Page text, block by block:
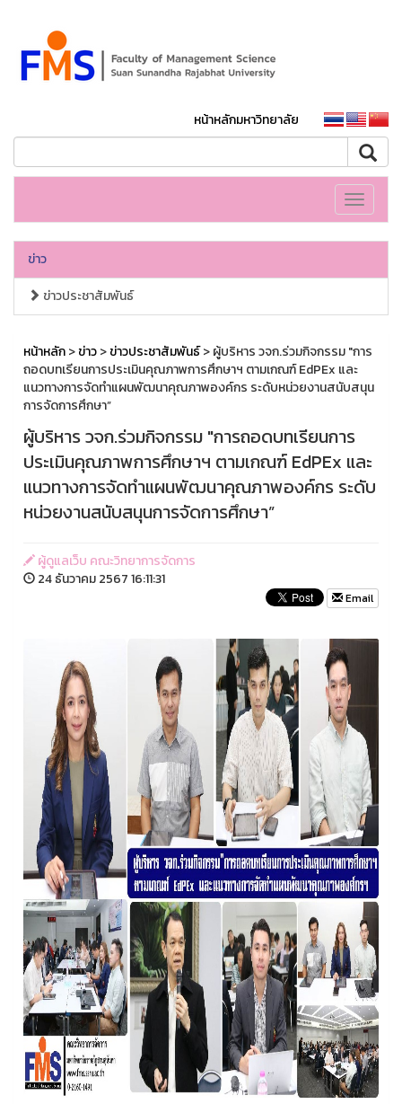
หน้าหลักมหาวิทยาลัย
Toggle
ข่าว
ข่าวประชาสัมพันธ์
หน้าหลัก>ข่าว>ข่าวประชาสัมพันธ์> ผู้บริหาร วจก.ร่วมกิจกรรม "การ
ถอดบทเรียนการประเมินคุณภาพการศึกษาฯ ตามเกณฑ์ EdPEx และ
แนวทางการจัดทำแผนพัฒนาคุณภาพองค์กร ระดับหน่วยงานสนับสนุน
การจัดการศึกษา”
ผู้บริหาร วจก.ร่วมกิจกรรม "การถอดบทเรียนการ
ประเมินคุณภาพการศึกษาฯ ตามเกณฑ์ EdPEx และ
แนวทางการจัดทำแผนพัฒนาคุณภาพองค์กร ระดับ
หน่วยงานสนับสนุนการจัดการศึกษา”
ผู้ดูแลเว็บ คณะวิทยาการจัดการ
24 ธันวาคม 2567 16:11:31
Email